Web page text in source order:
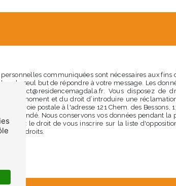
personnelles communiquées sont nécessaires aux
le seul but de répondre à votre message. Les
contact@residencemagdala.fr. Vous disposez
tout moment et du droit d’introduire une
par voie postale à l'adresse 121 Chem. des
demandé. Nous conservons vos données pendant
avez le droit de vous inscrire sur la liste
vos droits.